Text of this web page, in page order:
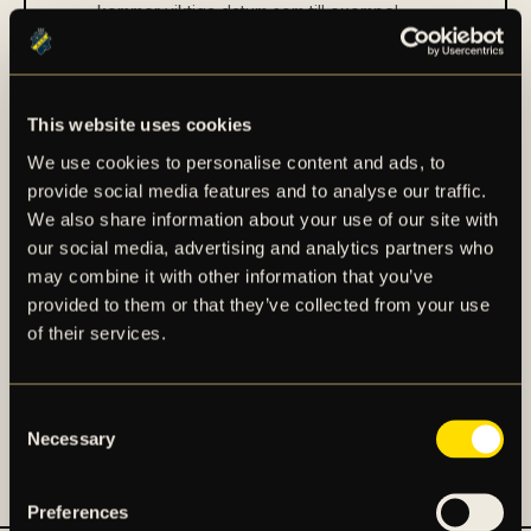
This website uses cookies
We use cookies to personalise content and ads, to
provide social media features and to analyse our traffic.
We also share information about your use of our site with
our social media, advertising and analytics partners who
may combine it with other information that you’ve
provided to them or that they’ve collected from your use
of their services.
Selection
Necessary
Preferences
kommer viktiga datum som till exempel
biljettsläpp till lagens hemmamatcher och
årsmöten i AIK Fotbollsförening att läggas in i din
kalender.
kommer att uppdateras framöver. Det är därför
uppdateringar direkt in i din kalender.
Upplever du problem vid nedladdning? Se då
vår FAQ längre ner på sidan.
FAQ: KALENDER